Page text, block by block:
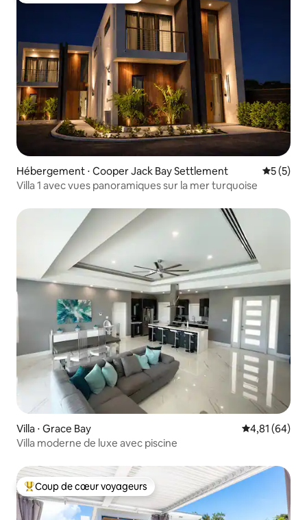
Hébergement ⋅ Cooper Jack Bay Settlement
5 (5)
Villa 1 avec vues panoramiques sur la mer turquoise
Villa ⋅ Grace Bay Évaluation
4,81 (64)
Villa moderne de luxe avec piscine
Coups de cœur voyageurs les plus appréciés
Coup de cœur voyageurs